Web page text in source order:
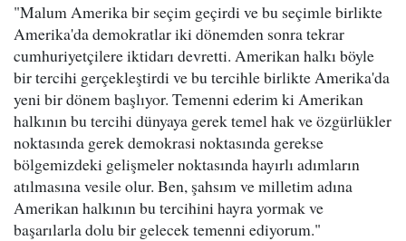
"Malum Amerika bir seçim geçirdi ve bu seçimle birlikte
Amerika'da demokratlar iki dönemden sonra tekrar
cumhuriyetçilere iktidarı devretti. Amerikan halkı böyle
bir tercihi gerçekleştirdi ve bu tercihle birlikte Amerika'da
yeni bir dönem başlıyor. Temenni ederim ki Amerikan
halkının bu tercihi dünyaya gerek temel hak ve özgürlükler
noktasında gerek demokrasi noktasında gerekse
bölgemizdeki gelişmeler noktasında hayırlı adımların
atılmasına vesile olur. Ben, şahsım ve milletim adına
Amerikan halkının bu tercihini hayra yormak ve
başarılarla dolu bir gelecek temenni ediyorum."